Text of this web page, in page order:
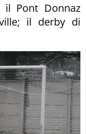
il Pont Donnaz
il derby di